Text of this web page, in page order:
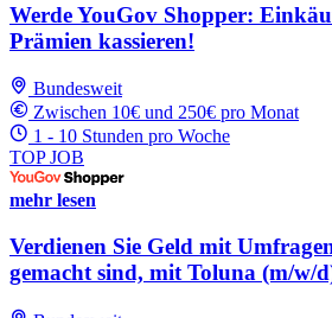
Werde YouGov Shopper:
Prämien kassieren!
Bundesweit
Zwischen 10€ und 250€ pro Monat
1 - 10 Stunden pro Woche
TOP JOB
mehr lesen
Verdienen Sie Geld mit
gemacht sind, mit Toluna (m/w/